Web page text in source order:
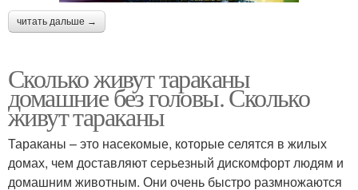
читать дальше →
Сколько живут тараканы
домашние без головы. Сколько
живут тараканы
Тараканы – это насекомые, которые селятся в жилых
домах, чем доставляют серьезный дискомфорт людям и
домашним животным. Они очень быстро размножаются